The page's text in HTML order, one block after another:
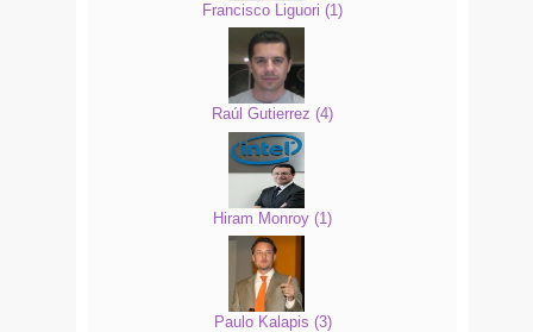
Francisco Liguori (1)
Raúl Gutierrez (4)
Hiram Monroy (1)
Paulo Kalapis (3)